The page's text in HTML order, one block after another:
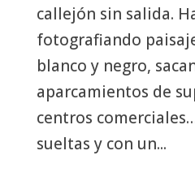
callejón sin salida.
fotografiando
blanco y negro,
aparcamientos de
centros
sueltas y con un...